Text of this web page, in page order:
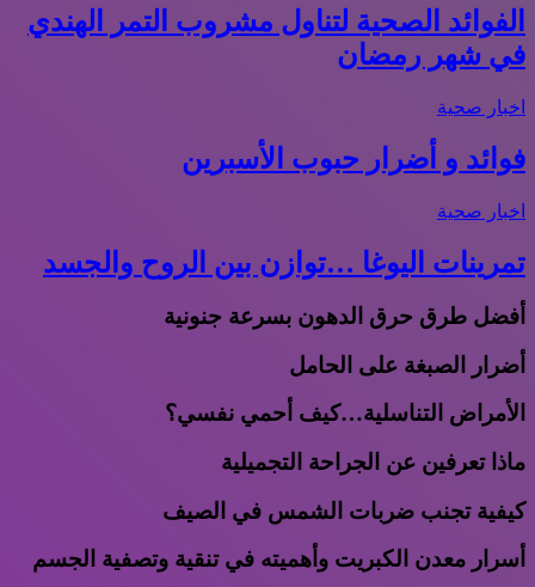
الفوائد الصحية لتناول مشروب التمر الهندي
في شهر رمضان
اخبار صحية
فوائد و أضرار حبوب الأسبرين
اخبار صحية
تمرينات اليوغا …توازن بين الروح والجسد
أفضل طرق حرق الدهون بسرعة جنونية
أضرار الصبغة على الحامل
الأمراض التناسلية…كيف أحمي نفسي؟
ماذا تعرفين عن الجراحة التجميلية
كيفية تجنب ضربات الشمس في الصيف
أسرار معدن الكبريت وأهميته في تنقية وتصفية الجسم